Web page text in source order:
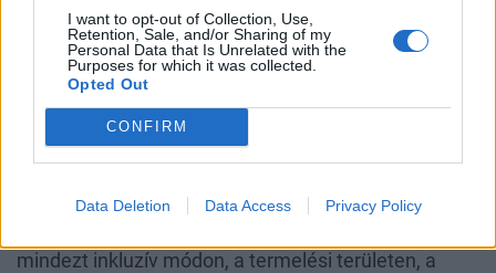
I want to opt-out of Collection, Use,
Retention, Sale, and/or Sharing of my
Personal Data that Is Unrelated with the
Purposes for which it was collected.
Opted Out
CONFIRM
Data Deletion Data Access Privacy Policy
a foglalkoztatásban is tükröződne. Tapasztalataik
szerint Magyarországon nehéz az érintett
embereket nem otthonról végezhető munkakörökbe
bevonni. A fogyatékossággal élő kollégák nálunk
akadálymentesített, biztonságos környezetben,
jellemzően olyan gyártási feladatokat látnak el,
amelyek saját tempóban is elvégezhetők,
mindezt inkluzív módon, a termelési területen, a